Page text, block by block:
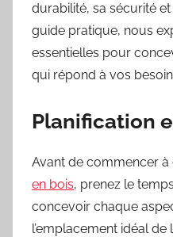
durabilité, sa sécurité
guide pratique, nous
essentielles pour
qui répond à vos
Planification
Avant de commencer
en bois, prenez le
concevoir chaque
l’emplacement idéal de